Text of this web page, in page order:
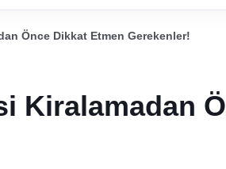
Önce Dikkat Etmen Gerekenler!
Kiralamadan